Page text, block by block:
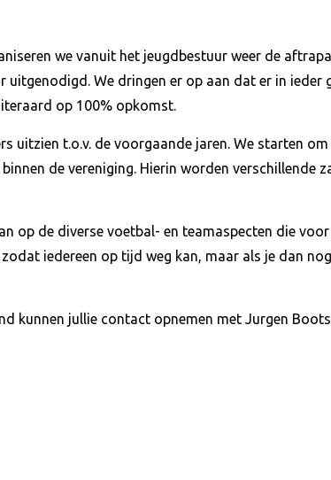
we vanuit het jeugdbestuur weer de
We dringen er op aan dat er in ieder
op 100% opkomst.
uitzien t.o.v. de voorgaande jaren. We starten
de vereniging. Hierin worden verschillende
op de diverse voetbal- en teamaspecten die
iedereen op tijd weg kan, maar als je dan
kunnen jullie contact opnemen met Jurgen